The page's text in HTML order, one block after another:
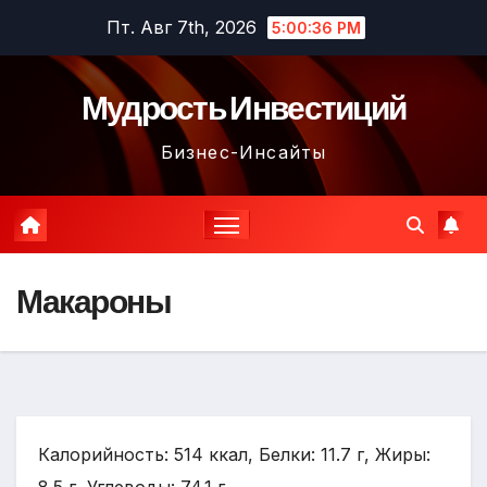
содержимому
Пт. Авг 7th, 2026 5:00:37 PM
Мудрость Инвестиций
Бизнес-Инсайты
Макароны
Калорийность: 514 ккал, Белки: 11.7 г, Жиры: